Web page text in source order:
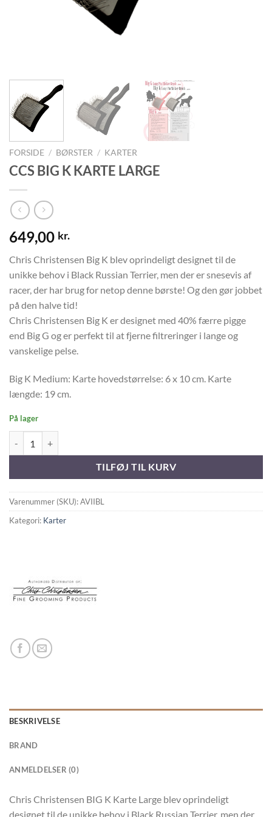
FORSIDE / BØRSTER / KARTER
CCS BIG K KARTE LARGE
649,00 kr.
Chris Christensen Big K blev oprindeligt designet til de
unikke behov i Black Russian Terrier, men der er snesevis af
racer, der har brug for netop denne børste! Og den gør jobbet
på den halve tid!
Chris Christensen Big K er designet med 40% færre pigge
end Big G og er perfekt til at fjerne filtreringer i lange og
vanskelige pelse.
Big K Medium: Karte hovedstørrelse: 6 x 10 cm. Karte
længde: 19 cm.
På lager
TILFØJ TIL KURV
Varenummer (SKU):AVIIBL
Kategori: Karter
BESKRIVELSE
BRAND
ANMELDELSER (0)
Chris Christensen BIG K Karte Large blev oprindeligt
designet til de unikke behov i Black Russian Terrier, men der